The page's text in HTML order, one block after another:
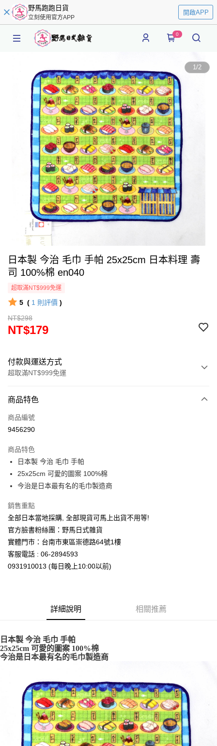
野馬跑跑日貨
立刻使用官方APP
開啟APP
0
1/2
日本製 今治 毛巾 手帕 25x25cm 日本料理 壽
司 100%棉 en040
超取滿NT$999免運
5 ( 1 則評價 )
NT$298
NT$179
付款與運送方式
超取滿NT$999免運
信用卡一次付款
信用卡分期付款
合作金庫商業銀行
華南商業銀行
上海商業儲蓄銀行
國泰世華商業銀行
匯豐（台灣）商業銀行
聯邦商業銀行
遠東國際商業銀行
元大商業銀行
台新國際商業銀行
中國信託商業銀行
台灣樂天信用卡公司
超商取貨付款
LINE Pay
街口支付
悠遊付
Google Pay
ATM付款
每筆NT$65，滿NT$999(含以上)免運費
付款後全家取貨
每筆NT$65，滿NT$999(含以上)免運費
每筆NT$65，滿NT$999(含以上)免運費
付款後7-11取貨
每筆NT$65，滿NT$999(含以上)免運費
每筆NT$100，滿NT$999(含以上)免運費
商品特色
商品編號
9456290
商品特色
日本製 今治 毛巾 手帕
25x25cm 可愛的圖案 100%棉
今治是日本最有名的毛巾製造商
銷售重點
全部日本當地採購, 全部現貨可馬上出貨不用等!
官方臉書粉絲團：野馬日式雜貨
實體門市：台南市東區崇德路64號1樓
客服電話 : 06-2894593
0931910013 (每日晚上10:00以前)
詳細說明 相關推薦
日本製 今治 毛巾 手帕
25x25cm 可愛的圖案 100%棉
今治是日本最有名的毛巾製造商